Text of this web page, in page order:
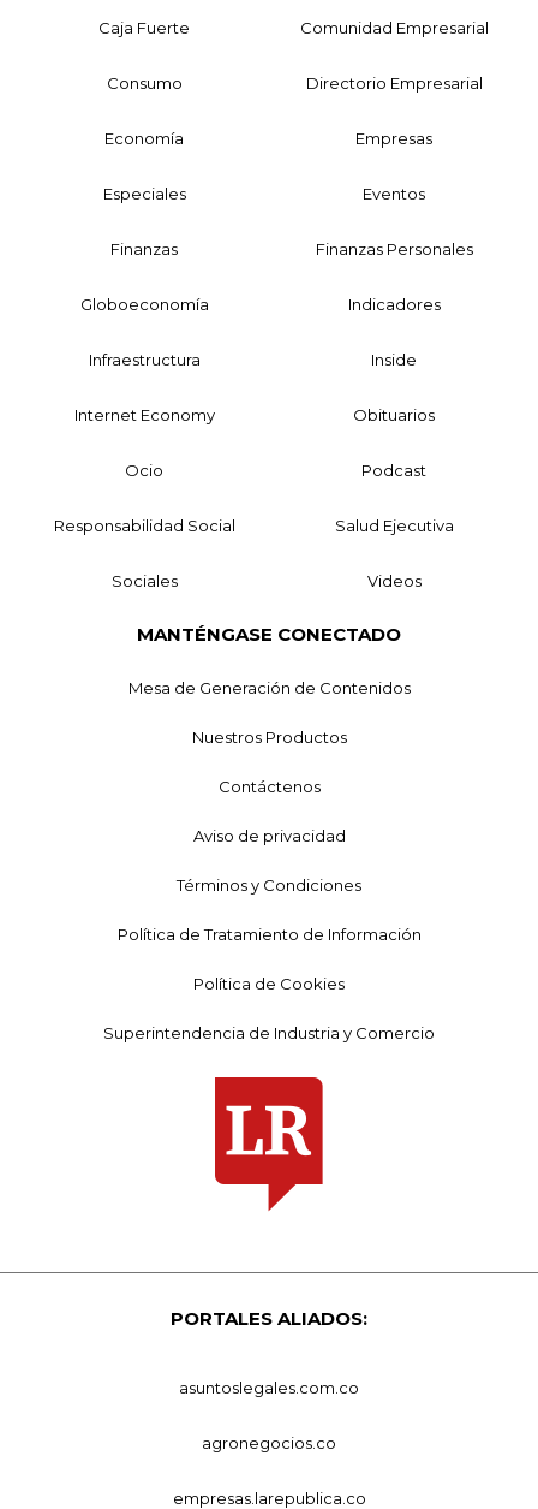
Caja Fuerte Comunidad Empresarial
Consumo Directorio Empresarial
Economía Empresas
Especiales Eventos
Finanzas Finanzas Personales
Globoeconomía Indicadores
Infraestructura Inside
Internet Economy Obituarios
Ocio Podcast
Responsabilidad Social Salud Ejecutiva
Sociales Videos
MANTÉNGASE CONECTADO
Mesa de Generación de Contenidos
Nuestros Productos
Contáctenos
Aviso de privacidad
Términos y Condiciones
Política de Tratamiento de Información
Política de Cookies
Superintendencia de Industria y Comercio
PORTALES ALIADOS:
asuntoslegales.com.co
agronegocios.co
empresas.larepublica.co